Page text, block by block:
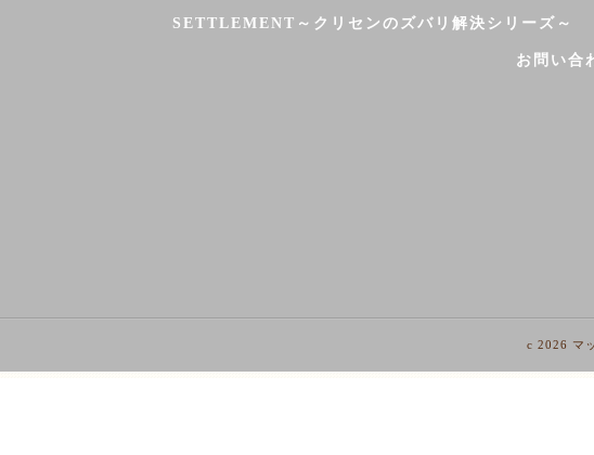
SETTLEMENT～クリセンのズバリ解決シリーズ～
お問い合
c 2026 マ